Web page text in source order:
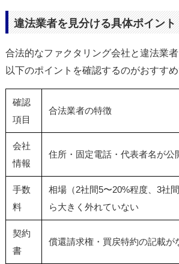
違法業者を見分ける具体ポイント
合法的なファクタリング会社と違法業者
以下のポイントを確認するのがおすすめ
確認
項目
合法業者の特徴
会社
情報
住所・固定電話・代表者名が公
手数
料
相場（2社間5〜20%程度、3社
ら大きく外れていない
契約
書
償還請求権・買戻特約の記載が